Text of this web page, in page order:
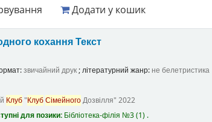
Додати у кошик
коханняТекст
звичайний друк; літературний жанр: не белетристика
Клуб"КлубСімейногоДозвілля" 2022
для позики: Бібліотека-філія №3(1) .